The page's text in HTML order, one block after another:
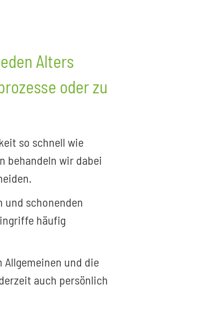
Alters
oder zu
so schnell wie
behandeln wir dabei
und schonenden
häufig
und die
auch persönlich